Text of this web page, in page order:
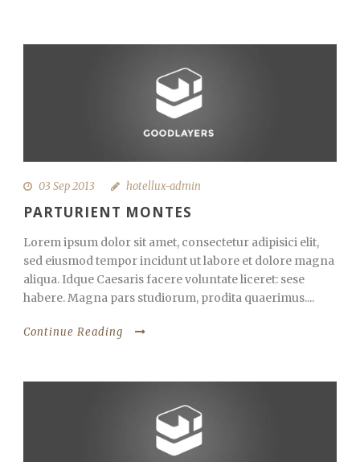
03 Sep 2013 hotellux-admin
PARTURIENT MONTES
Lorem ipsum dolor sit amet, consectetur adipisici elit,
sed eiusmod tempor incidunt ut labore et dolore magna
aliqua. Idque Caesaris facere voluntate liceret: sese
habere. Magna pars studiorum, prodita quaerimus....
Continue Reading